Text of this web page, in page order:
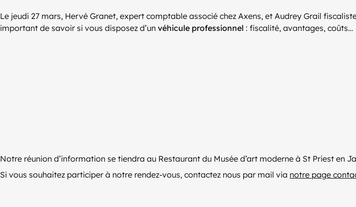
Le jeudi 27 mars, Hervé Granet, expert comptable associé chez Axens, et Audrey Grail
important de savoir si vous disposez d’un véhicule professionnel : fiscalité, avantages, coûts…
Notre réunion d’information se tiendra au Restaurant du Musée d’art moderne à St Priest en
Si vous souhaitez participer à notre rendez-vous, contactez nous par mail via notre page